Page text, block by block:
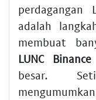
adalah
membuat
LUNC Binance
besar.